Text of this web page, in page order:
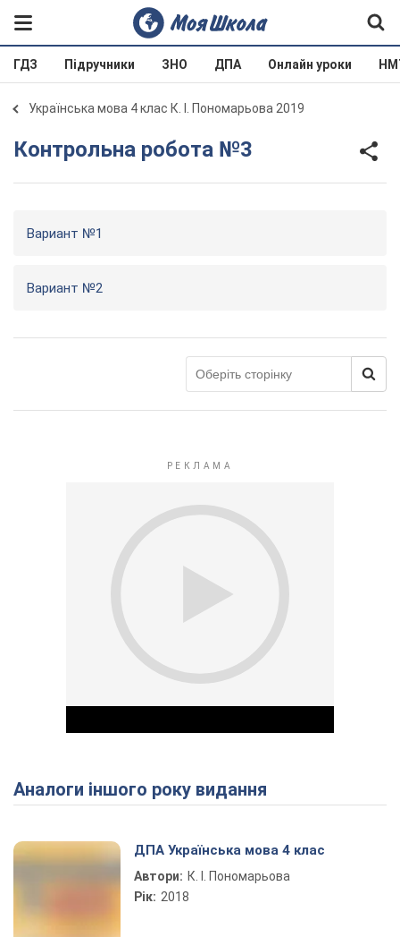
ГДЗ Підручники ЗНО ДПА Онлайн уроки
Українська мова 4 клас К. І. Пономарьова 2019
Контрольна робота №3
Вариант №1
Вариант №2
Play Video
Аналоги іншого року видання
ДПА Українська мова 4 клас
Автори: К. І. Пономарьова
Рік: 2018